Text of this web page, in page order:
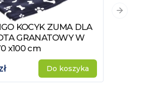
produkt
KOCYK ZUMA DLA
GRANATOWY W
x100 cm
Do koszyka